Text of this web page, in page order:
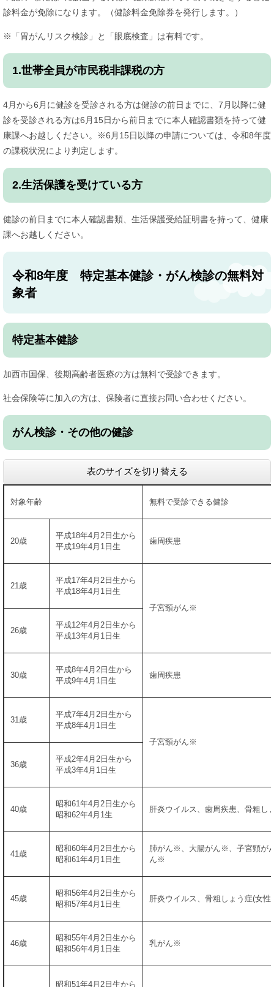
診料金が免除になります。（健診料金免除券を発行します。）
※「胃がんリスク検診」と「眼底検査」は有料です。
1.世帯全員が市民税非課税の方
4月から6月に健診を受診される方は健診の前日までに、7月以降に健
診を受診される方は6月15日から前日までに本人確認書類を持って健
康課へお越しください。※6月15日以降の申請については、令和8年度
の課税状況により判定します。
2.生活保護を受けている方
健診の前日までに本人確認書類、生活保護受給証明書を持って、健康
課へお越しください。
令和8年度 特定基本健診・がん検診の無料対
象者
特定基本健診
加西市国保、後期高齢者医療の方は無料で受診できます。
社会保険等に加入の方は、保険者に直接お問い合わせください。
がん検診・その他の健診
表のサイズを切り替える
対象年齢 無料で受診できる健診
20歳
平成18年4月2日生から
平成19年4月1日生
歯周疾患
21歳
平成17年4月2日生から
平成18年4月1日生
子宮頸がん※
26歳
平成12年4月2日生から
平成13年4月1日生
30歳
平成8年4月2日生から
平成9年4月1日生
歯周疾患
31歳
平成7年4月2日生から
平成8年4月1日生
子宮頸がん※
36歳
平成2年4月2日生から
平成3年4月1日生
40歳
昭和61年4月2日生から
昭和62年4月1生
肝炎ウイルス、歯周疾患、骨粗し
41歳
昭和60年4月2日生から
昭和61年4月1日生
肺がん※、大腸がん※、子宮頸が
ん※
45歳
昭和56年4月2日生から
昭和57年4月1日生
肝炎ウイルス、骨粗しょう症(女性)
46歳
昭和55年4月2日生から
昭和56年4月1日生
乳がん※
昭和51年4月2日生から